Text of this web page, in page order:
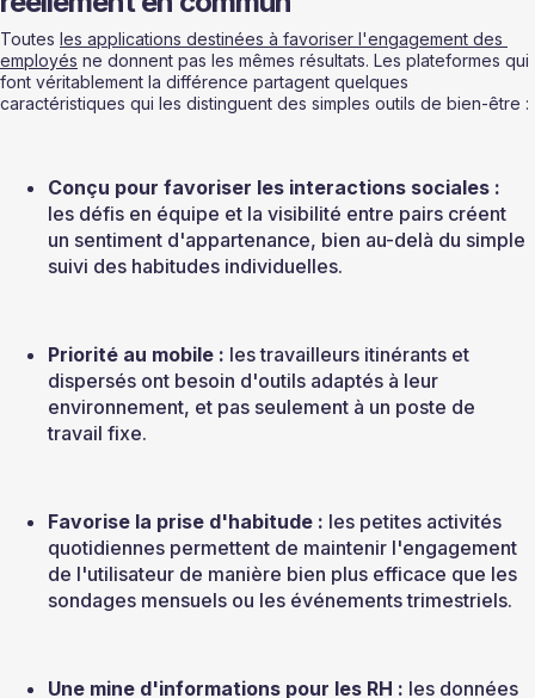
Toutes les applications destinées à favoriser l'engagement des
employés ne donnent pas les mêmes résultats. Les plateformes qui
font véritablement la différence partagent quelques
caractéristiques qui les distinguent des simples outils de bien-être :
Conçu pour favoriser les interactions sociales :
les défis en équipe et la visibilité entre pairs créent
un sentiment d'appartenance, bien au-delà du simple
suivi des habitudes individuelles.
Priorité au mobile : les travailleurs itinérants et
dispersés ont besoin d'outils adaptés à leur
environnement, et pas seulement à un poste de
travail fixe.
Favorise la prise d'habitude : les petites activités
quotidiennes permettent de maintenir l'engagement
de l'utilisateur de manière bien plus efficace que les
sondages mensuels ou les événements trimestriels.
Une mine d'informations pour les RH : les données